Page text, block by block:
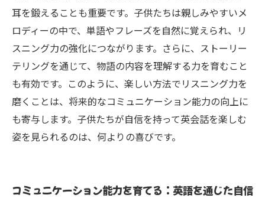
耳を鍛えることも重要です。子供たちは親しみやすいメ
ロディーの中で、単語やフレーズを自然に覚えられ、リ
スニング力の強化につながります。さらに、ストーリー
テリングを通じて、物語の内容を理解する力を育むこと
も有効です。このように、楽しい方法でリスニング力を
磨くことは、将来的なコミュニケーション能力の向上に
も寄与します。子供たちが自信を持って英会話を楽しむ
姿を見られるのは、何よりの喜びです。
コミュニケーション能力を育てる：英語を通じた自信